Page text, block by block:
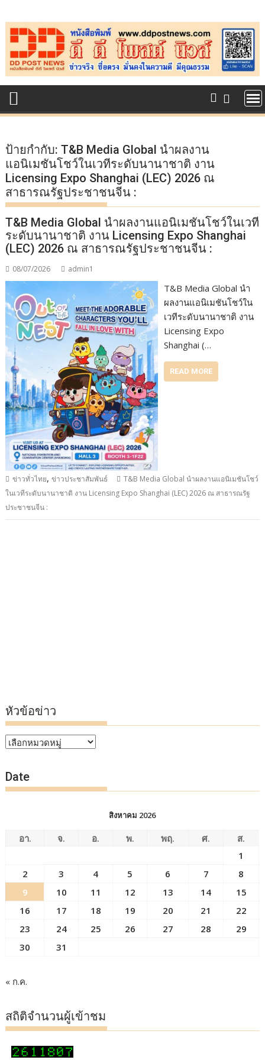
to
content
ป้ายกำกับ:T&B Media Global นำผลงาน
แอนิเมชันโชว์ในเวทีระดับนานาชาติ งาน
Licensing Expo Shanghai (LEC) 2026 ณ
สาธารณรัฐประชาชนจีน :
T&B Media Global นำผลงานแอนิเมชันโชว์ในเวที
ระดับนานาชาติ งาน Licensing Expo Shanghai
(LEC) 2026 ณ สาธารณรัฐประชาชนจีน :
08/07/2026 admin1
T&B Media Global นำ
ผลงานแอนิเมชันโชว์ใน
เวทีระดับนานาชาติ งาน
Licensing Expo
Shanghai (…
READ MORE
ข่าวทั่วไทย,ข่าวประชาสัมพันธ์
T&B Media Global นำผลงานแอนิเมชันโชว์
ในเวทีระดับนานาชาติ งาน Licensing Expo Shanghai (LEC) 2026 ณ สาธารณรัฐ
ประชาชนจีน :
หัวข้อข่าว
หัวข้อ
Date
สิงหาคม 2026
อา. จ. อ. พ. พฤ. ศ.
ส.
1
2
3 4 5 6 7
8
9
10 11 12 13 14
15
16
17 18 19 20 21
22
23
24 25 26 27 28
29
30
31
« ก.ค.
สถิติจำนวนผู้เข้าชม